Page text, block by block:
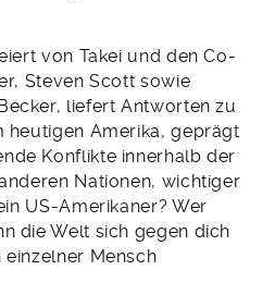
von Takei und den Co-
Steven Scott sowie
liefert Antworten zu
heutigen Amerika, geprägt
Konflikte innerhalb der
Nationen, wichtiger
US-Amerikaner? Wer
die Welt sich gegen dich
einzelner Mensch